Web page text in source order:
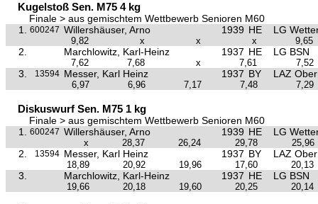
Kugelstoß Sen. M75 4 kg
Finale > aus gemischtem Wettbewerb Senioren M60
1.
600247 Willershäuser, Arno 1939 HE LG
9,82 x x x 9,65
2. Marchlowitz, Karl-Heinz 1937 HE LG BSN
7,62 7,68 x 7,61 7,52
3. 13594 Messer, Karl Heinz 1937 BY LAZ
6,97 6,96 7,17 7,48 7,29
Diskuswurf Sen. M75 1 kg
Finale > aus gemischtem Wettbewerb Senioren M60
1.
600247 Willershäuser, Arno 1939 HE LG
x 28,37 26,24 29,78 25,96
2. 13594 Messer, Karl Heinz 1937 BY LAZ
18,89 20,92 19,96 17,60 20,13
3. Marchlowitz, Karl-Heinz 1937 HE LG BSN
19,66 20,18 19,60 20,25 20,14